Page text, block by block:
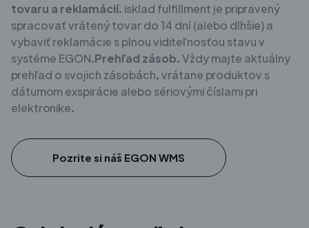
tovaru a reklamácií. isklad fulfillment je pripravený
spracovať vrátený tovar do 14 dní (alebo dlhšie) a
vybaviť reklamácie s plnou viditeľnosťou stavu v
systéme EGON.Prehľad zásob.Vždy majte aktuálny
prehľad o svojich zásobách, vrátane produktov s
dátumom exspirácie alebo sériovými číslami pri
elektronike.
Pozrite si náš EGON WMS